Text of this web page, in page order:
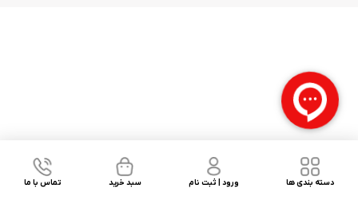
دسته بندی ها ورود | ثبت نام سبد خرید تماس با ما